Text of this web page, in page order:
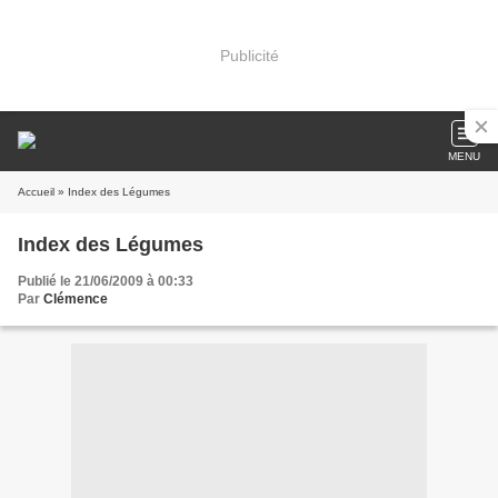
Publicité
MENU
Accueil » Index des Légumes
Index des Légumes
Publié le 21/06/2009 à 00:33
Par Clémence